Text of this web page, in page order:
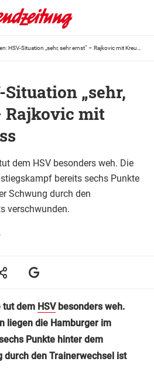
Situation „sehr,
Rajkovic mit
dem HSV besonders weh. Die
bereits sechs Punkte
Schwung durch den
verschwunden.
tut dem HSVbesonders weh.
liegen die Hamburger im
Punkte hinter dem
durch den Trainerwechsel ist